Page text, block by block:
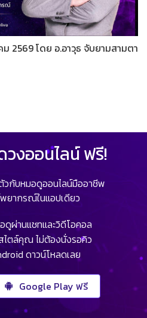
2569 โดย อ.อาวุธ จับยามสามตา
งออนไลน์ ฟรี!
วกับหมอดูออนไลน์มืออาชีพ
ยากรณ์ในแอปเดียว
ผ่านแชทและวิดีโอคอล
ไตล์คุณ ไม่ต้องนั่งรอคิว
ดาวน์โหลดเลย
Google Play ฟรี